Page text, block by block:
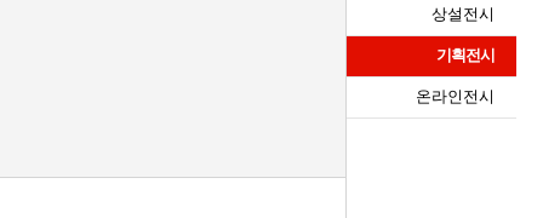
상설전시
기획전시
온라인전시